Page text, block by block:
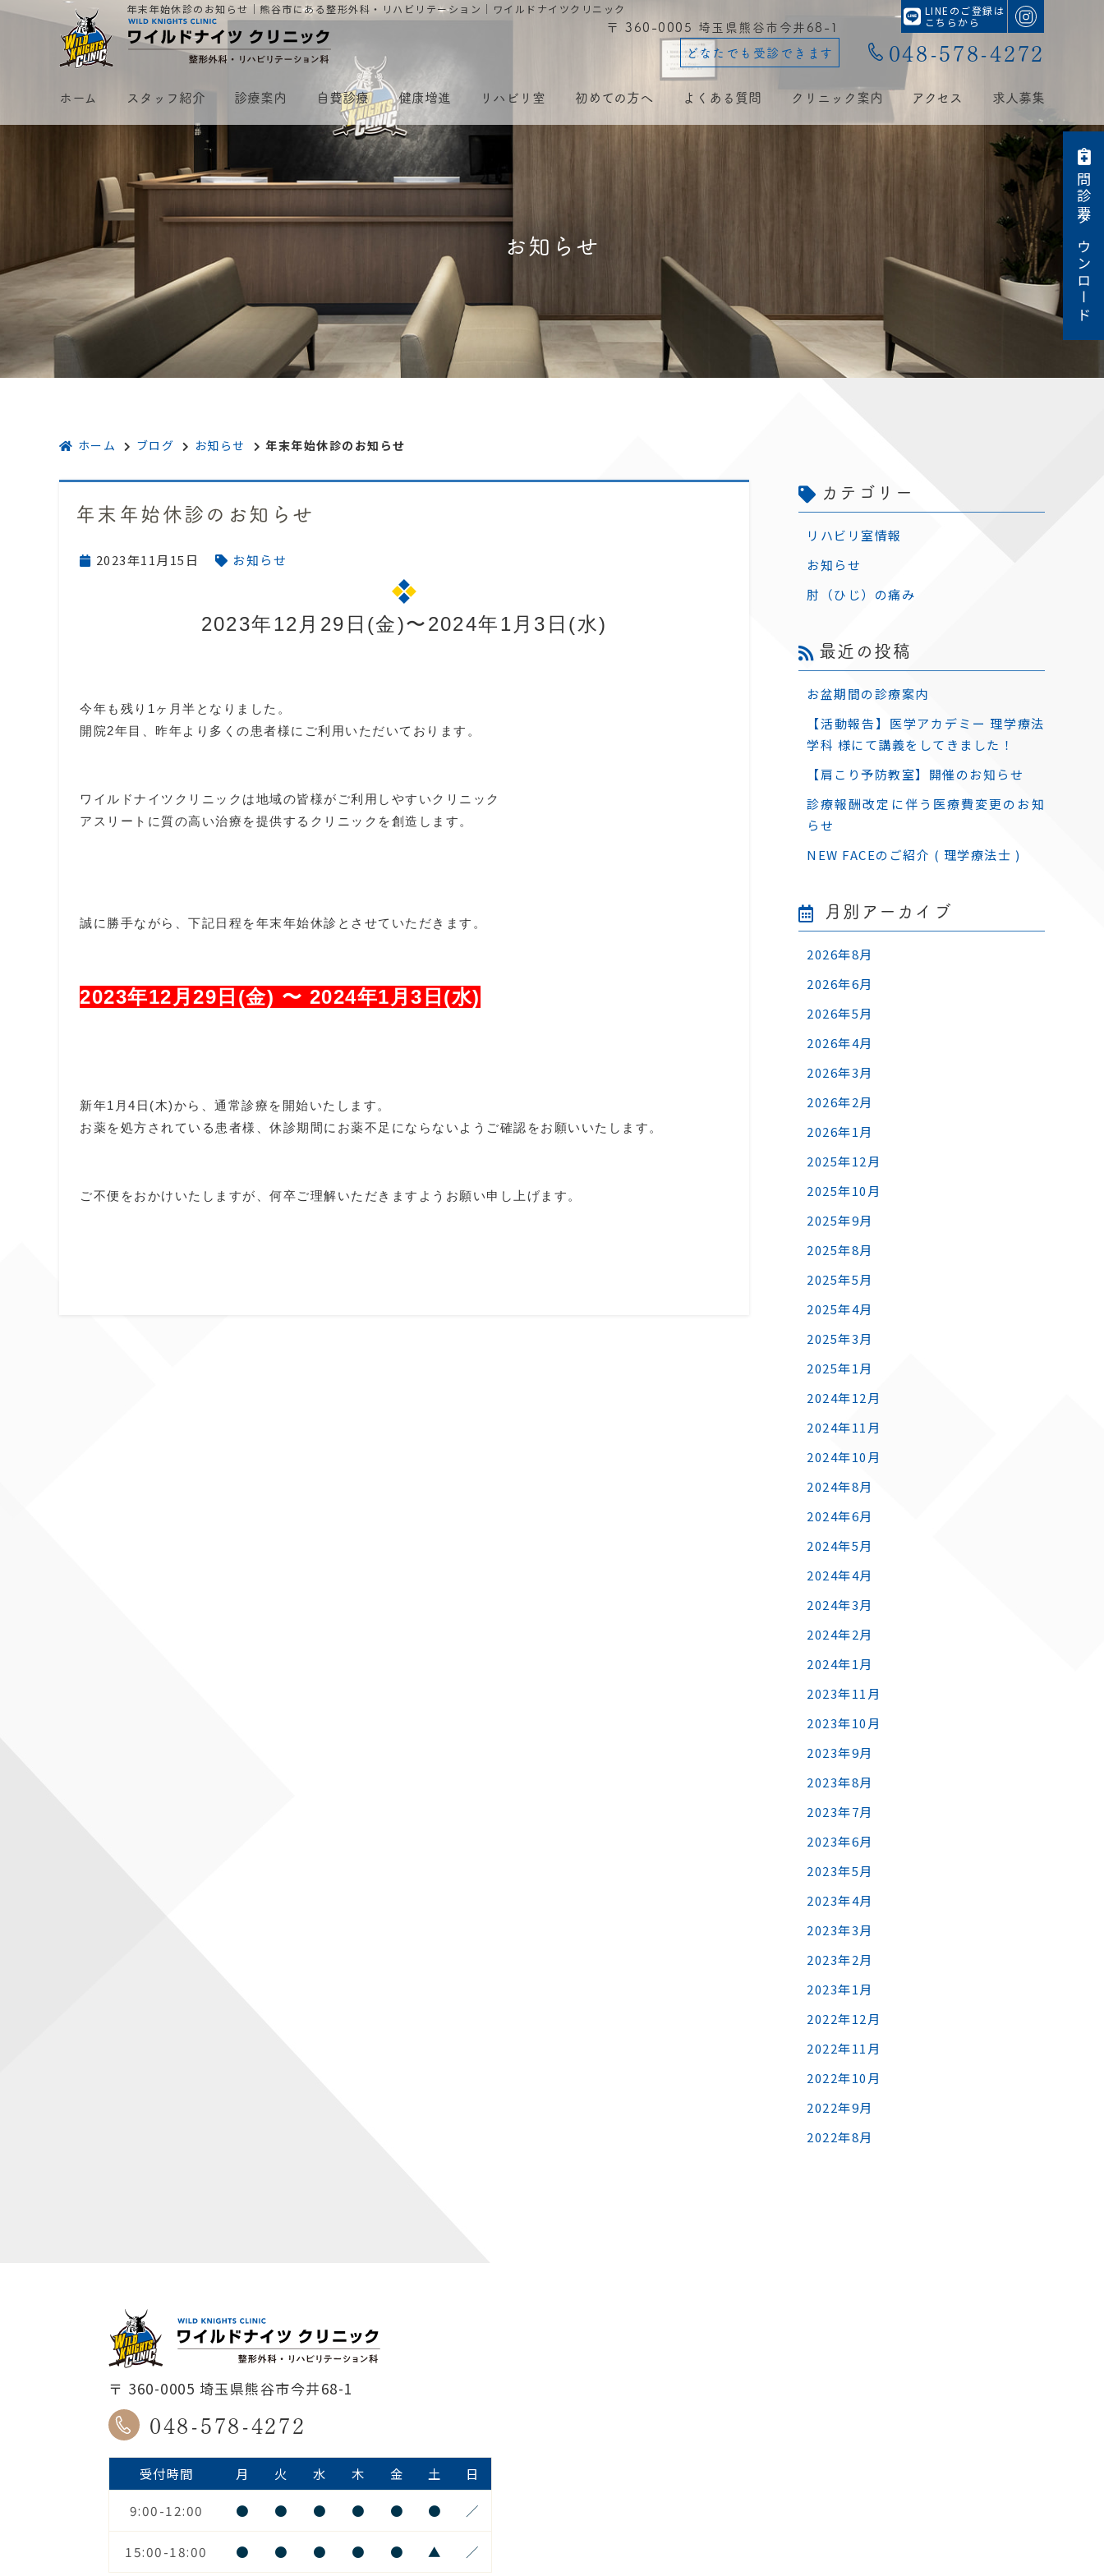
048-578-4272
〒 360-0005 埼玉県熊谷市今井68-1
どなたでも受診できます
LINEのご登録は
こちらから
問診票ダウンロード
ホーム スタッフ紹介 診療案内 自費診療 健康増進 リハビリ室 初めての方へ よくある質問 クリニック案内 アクセス 求人募集
お知らせ
年末年始休診のお知らせ｜熊谷市にある整形外科・リハビリテーション｜ワイルドナイツクリニック
ホーム ブログ お知らせ 年末年始休診のお知らせ
年末年始休診のお知らせ
2023年11月15日 お知らせ
2023年12月29日(金)〜2024年1月3日(水)
今年も残り1ヶ月半となりました。
開院2年目、昨年より多くの患者様にご利用いただいております。
ワイルドナイツクリニックは地域の皆様がご利用しやすいクリニック
アスリートに質の高い治療を提供するクリニックを創造します。
誠に勝手ながら、下記日程を年末年始休診とさせていただきます。
2023年12月29日(金) 〜 2024年1月3日(水)
新年1月4日(木)から、通常診療を開始いたします。
お薬を処方されている患者様、休診期間にお薬不足にならないようご確認をお願いいたします。
ご不便をおかけいたしますが、何卒ご理解いただきますようお願い申し上げます。
カテゴリー
リハビリ室情報
お知らせ
肘（ひじ）の痛み
最近の投稿
お盆期間の診療案内
【活動報告】医学アカデミー 理学療法
学科 様にて講義をしてきました！
【肩こり予防教室】開催のお知らせ
診療報酬改定に伴う医療費変更のお知
らせ
NEW FACEのご紹介 ( 理学療法士 )
月別アーカイブ
2026年8月
2026年6月
2026年5月
2026年4月
2026年3月
2026年2月
2026年1月
2025年12月
2025年10月
2025年9月
2025年8月
2025年5月
2025年4月
2025年3月
2025年1月
2024年12月
2024年11月
2024年10月
2024年8月
2024年6月
2024年5月
2024年4月
2024年3月
2024年2月
2024年1月
2023年11月
2023年10月
2023年9月
2023年8月
2023年7月
2023年6月
2023年5月
2023年4月
2023年3月
2023年2月
2023年1月
2022年12月
2022年11月
2022年10月
2022年9月
2022年8月
〒 360-0005 埼玉県熊谷市今井68-1
048-578-4272
受付時間 月 火 水 木 金 土 日
9:00-12:00 ● ● ● ● ● ● ／
15:00-18:00 ● ● ● ● ● ▲ ／